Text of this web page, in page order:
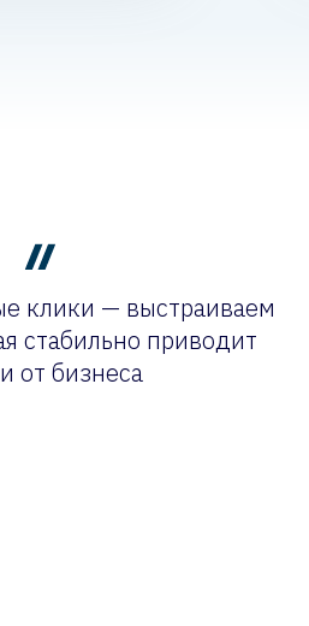
клики — выстраиваем
стабильно приводит
от бизнеса